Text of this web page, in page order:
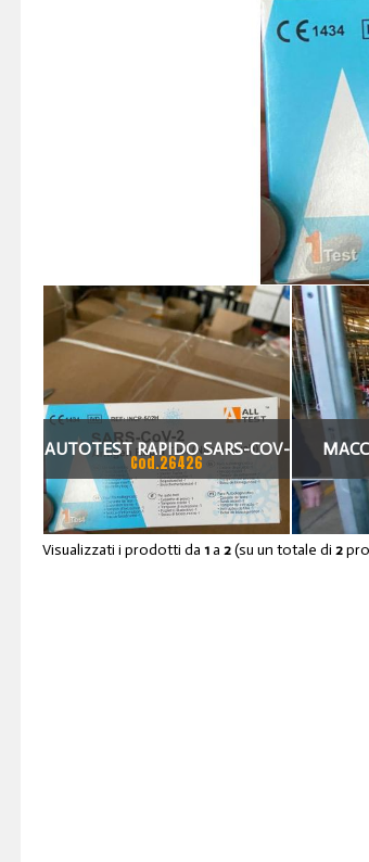
AUTOTEST RAPIDO SARS-COV-
2 E MASCHERINE FFP2
Cod.26426
Visualizzati i prodotti da1a2(su un totale di2